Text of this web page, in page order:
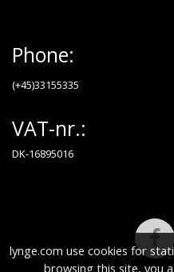
lynge.com use cookies for
browsing this site, you
Phone:
(+45)33155335
VAT-nr.:
DK-16895016